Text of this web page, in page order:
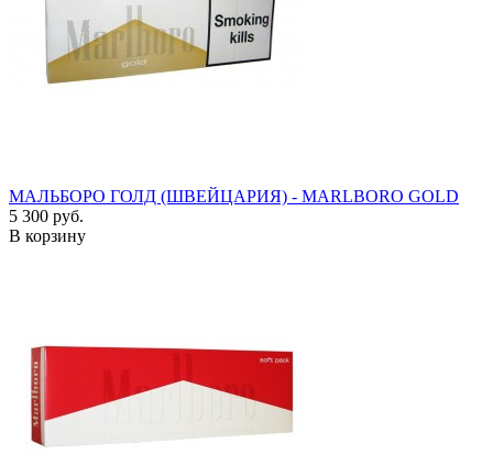
МАЛЬБОРО ГОЛД (ШВЕЙЦАРИЯ) - MARLBORO GOLD
5 300 руб.
В корзину